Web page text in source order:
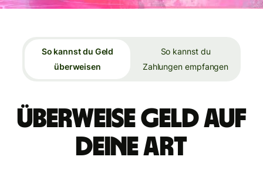
So kannst du Geld
überweisen
So kannst du
Zahlungen empfangen
Überweise Geld auf
deine Art